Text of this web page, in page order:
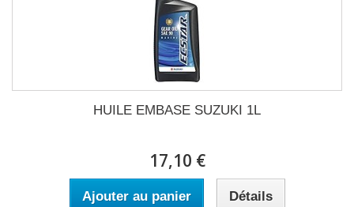
HUILE EMBASE SUZUKI 1L
17,10 €
Ajouter au panier Détails